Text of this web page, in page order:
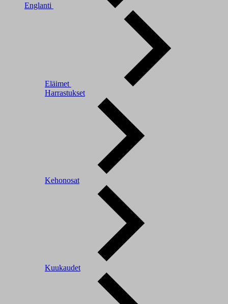
Englanti
Eläimet
Harrastukset
Kehonosat
Kuukaudet